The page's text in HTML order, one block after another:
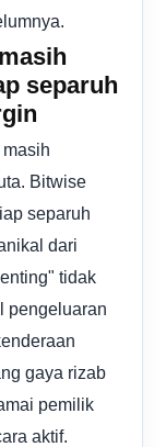
separuh
Bitwise
separuh
dari
tidak
pengeluaran
gaya rizab
pemilik
aktif.